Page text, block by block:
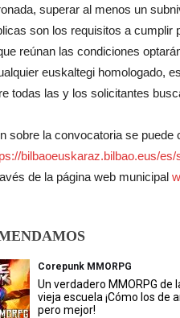
superar al menos un
son los requisitos a
reúnan las condiciones
euskaltegi homologado,
todas las y los solicitantes
sobre la convocatoria se puede
bilbaoeuskaraz.bilbao.eus/
de la página web municipal
Corepunk MMORPG
Un verdadero MMORPG de
vieja escuela ¡Cómo los de
pero mejor!